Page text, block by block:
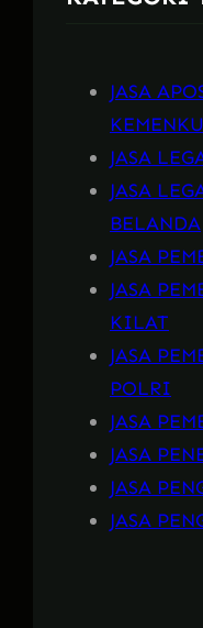
JASA
JASA
JASA
BELANDA
JASA
JASA
KILAT
JASA
POLRI
JASA
JASA
JASA
JASA